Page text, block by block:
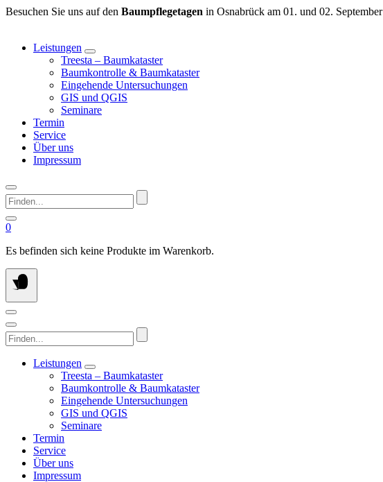
Springen
Inhalt
Besuchen Sie uns auf den Baumpflegetagen in Osnabrück am 01. und 02.
Leistungen
Treesta – Baumkataster
Baumkontrolle & Baumkataster
Eingehende Untersuchungen
GIS und QGIS
Seminare
Termin
Service
Über uns
Impressum
Finden...
0
Es befinden sich keine Produkte im Warenkorb.
Finden...
Leistungen
Treesta – Baumkataster
Baumkontrolle & Baumkataster
Eingehende Untersuchungen
GIS und QGIS
Seminare
Termin
Service
Über uns
Impressum